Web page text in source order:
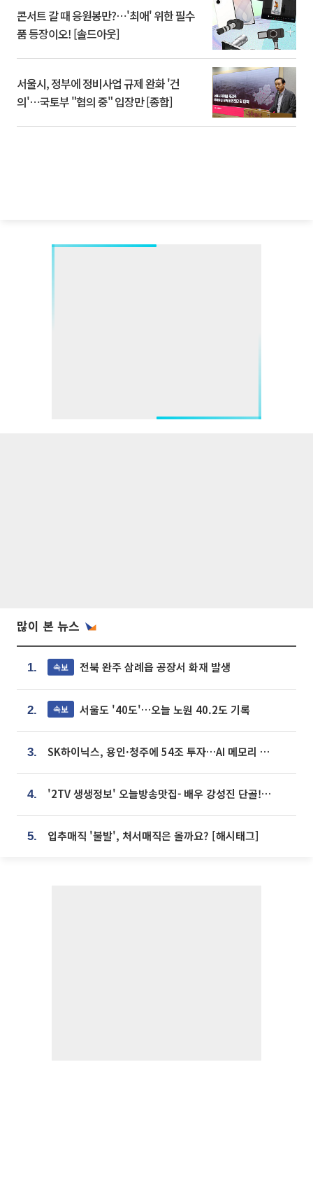
콘서트 갈 때 응원봉만?⋯'최애' 위한 필수
품 등장이오! [솔드아웃]
서울시, 정부에 정비사업 규제 완화 '건
의'⋯국토부 "협의 중" 입장만 [종합]
많이 본 뉴스
1. 속보 전북 완주 삼례읍 공장서 화재 발생
2. 속보 서울도 '40도'…오늘 노원 40.2도 기록
3. SK하이닉스, 용인·청주에 54조 투자…AI 메모리 생산기지 키운다
4. '2TV 생생정보' 오늘방송맛집- 배우 강성진 단골! 쌀국수ㆍ푸팟퐁 커리 맛집 '블○○○'
5. 입추매직 '불발', 처서매직은 올까요? [해시태그]